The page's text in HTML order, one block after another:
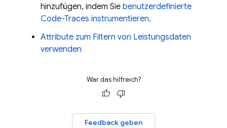
hinzufügen, indem Sie benutzerdefinierte
Code-Traces instrumentieren.
Attribute zum Filtern von Leistungsdaten
verwenden
War das hilfreich?
Feedback geben